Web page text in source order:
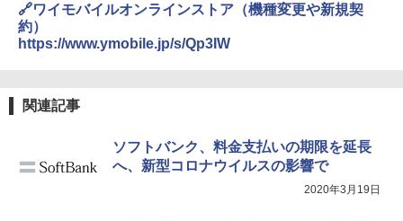
🔗ワイモバイルオンラインストア（機種変更や新規契
約）
https://www.ymobile.jp/s/Qp3IW
関連記事
ソフトバンク、料金支払いの期限を延長
へ、新型コロナウイルスの影響で
2020年3月19日